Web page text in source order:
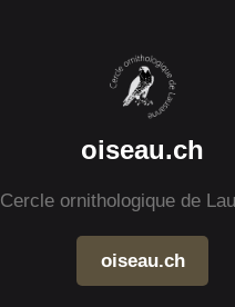
oiseau.ch
Cercle ornithologique de
oiseau.ch